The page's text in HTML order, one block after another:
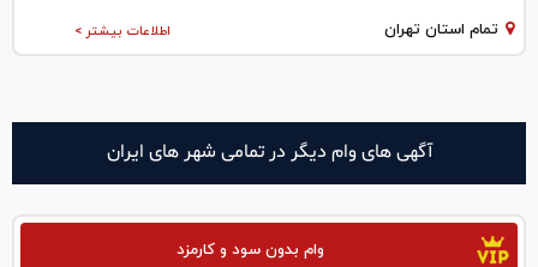
اطلاعات بیشتر > تمام استان تهران
آگهی های وام دیگر در تمامی شهر های ایران
وام بدون سود و کارمزد